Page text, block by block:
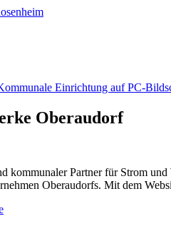
Oberaudorf
kommunaler Partner für Strom
Oberaudorfs. Mit dem